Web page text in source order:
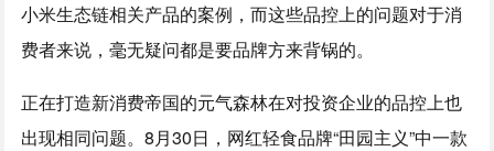
小米生态链相关产品的案例，而这些品控上的问题对于消
费者来说，毫无疑问都是要品牌方来背锅的。
正在打造新消费帝国的元气森林在对投资企业的品控上也
出现相同问题。8月30日，网红轻食品牌“田园主义”中一款